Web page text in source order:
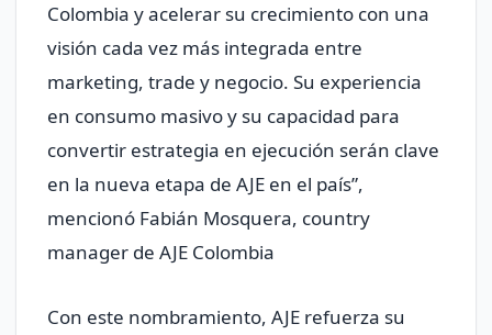
Colombia y acelerar su crecimiento con una
visión cada vez más integrada entre
marketing, trade y negocio. Su experiencia
en consumo masivo y su capacidad para
convertir estrategia en ejecución serán clave
en la nueva etapa de AJE en el país”,
mencionó Fabián Mosquera, country
manager de AJE Colombia
Con este nombramiento, AJE refuerza su